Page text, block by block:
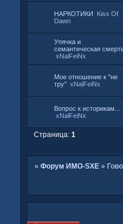
НАРКОТИКИ
Kiss Of
Dawn
Упячка и
семантическая
xNalFeiNx
Мое отношение к "не
тру" xNalFeiNx
Вопрос к историкам...
xNalFeiNx
Страница: 1
» Форум ИМО-SXE »